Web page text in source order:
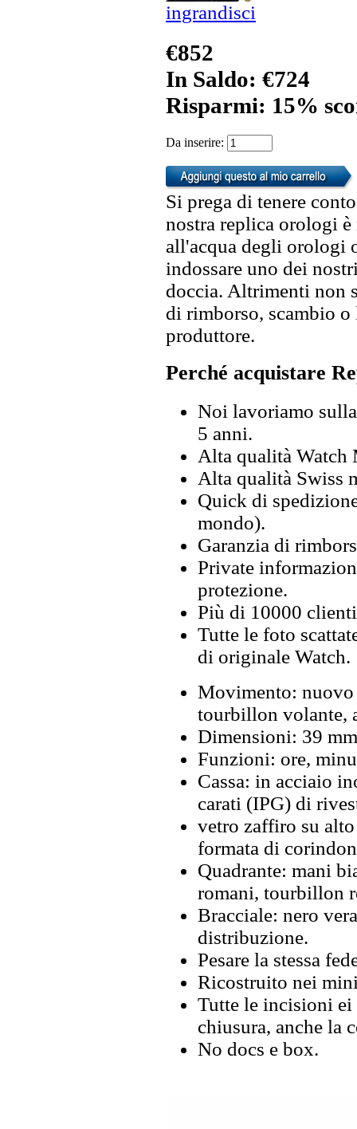
ingrandisci
€852
In Saldo: €724
Risparmi: 15%
Da inserire:
Si prega di tenere
nostra replica orologi
all'acqua degli orologi
indossare uno dei
doccia. Altrimenti non
di rimborso, scambio
produttore.
Perché acquistare
Noi lavoriamo
5 anni.
Alta qualità Watch
Alta qualità Swiss
Quick di
mondo).
Garanzia di
Private
protezione.
Più di 10000
Tutte le foto
di originale Watch.
Movimento: nuovo
tourbillon volante,
Dimensioni: 39
Funzioni: ore,
Cassa: in acciaio
carati (IPG) di
vetro zaffiro su
formata di
Quadrante: mani
romani, tourbillon
Bracciale: nero
distribuzione.
Pesare la stessa
Ricostruito nei
Tutte le incisioni
chiusura, anche la
No docs e box.